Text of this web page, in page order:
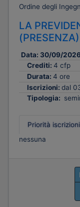
Ordine degli
LA
(PRESENZA)
Data: 30/09/
Crediti: 4 cfp
Durata: 4 ore
Iscrizioni: dal
Tipologia:
Priorità iscrizioni
nessuna